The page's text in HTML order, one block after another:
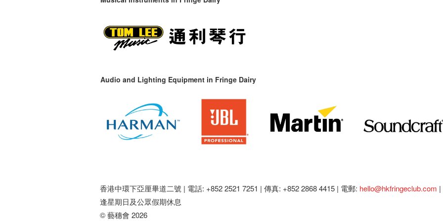
Audio and Lighting Equipment in Fringe Dairy
香港中環下亞厘畢道二號 | 電話: +852 2521 7251 | 傳真: +852 2868 4415 | 電郵: hello@hkfringeclub.com |
逢星期日及公眾假期休息
© 藝穗會 2026